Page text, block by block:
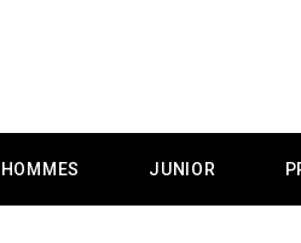
HOMMES JUNIOR